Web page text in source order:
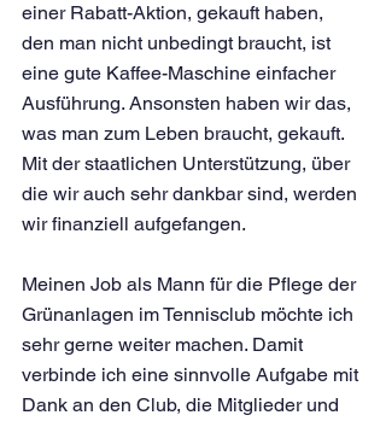
einer Rabatt-Aktion, gekauft haben,
den man nicht unbedingt braucht, ist
eine gute Kaffee-Maschine einfacher
Ausführung. Ansonsten haben wir das,
was man zum Leben braucht, gekauft.
Mit der staatlichen Unterstützung, über
die wir auch sehr dankbar sind, werden
wir finanziell aufgefangen.
Meinen Job als Mann für die Pflege der
Grünanlagen im Tennisclub möchte ich
sehr gerne weiter machen. Damit
verbinde ich eine sinnvolle Aufgabe mit
Dank an den Club, die Mitglieder und